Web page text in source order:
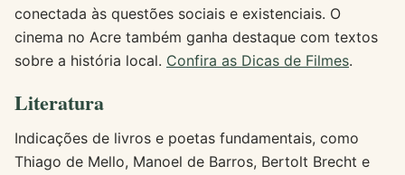
conectada às questões sociais e existenciais. O
cinema no Acre também ganha destaque com textos
sobre a história local. Confira as Dicas de Filmes.
Literatura
Indicações de livros e poetas fundamentais, como
Thiago de Mello, Manoel de Barros, Bertolt Brecht e